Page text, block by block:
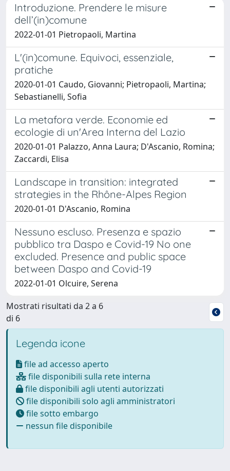
Introduzione. Prendere le misure
dell’(in)comune
2022-01-01 Pietropaoli, Martina
L'(in)comune. Equivoci, essenziale,
pratiche
2020-01-01 Caudo, Giovanni; Pietropaoli, Martina;
Sebastianelli, Sofia
La metafora verde. Economie ed
ecologie di un'Area Interna del Lazio
2020-01-01 Palazzo, Anna Laura; D'Ascanio, Romina;
Zaccardi, Elisa
Landscape in transition: integrated
strategies in the Rhône-Alpes Region
2020-01-01 D'Ascanio, Romina
Nessuno escluso. Presenza e spazio
pubblico tra Daspo e Covid-19 No one
excluded. Presence and public space
between Daspo and Covid-19
2022-01-01 Olcuire, Serena
Mostrati risultati da 2 a 6
di 6
Legenda icone
file ad accesso aperto
file disponibili sulla rete interna
file disponibili agli utenti autorizzati
file disponibili solo agli amministratori
file sotto embargo
nessun file disponibile